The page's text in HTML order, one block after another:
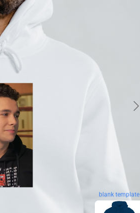
blank template